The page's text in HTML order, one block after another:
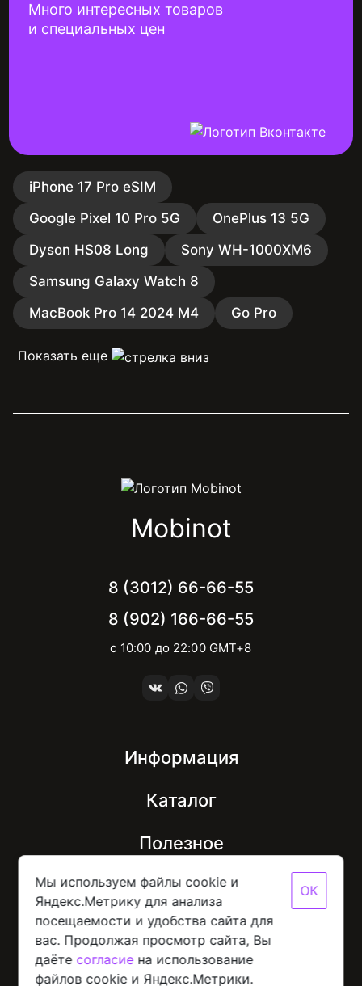
Мы используем файлы cookie и
Яндекс.Метрику для анализа
посещаемости и удобства сайта для
вас. Продолжая просмотр сайта, Вы
даёте согласиена использование
файлов cookie и Яндекс.Метрики.
ОК
Много интересных товаров
и специальных цен
iPhone 17 Pro eSIM
Google Pixel 10 Pro 5G
OnePlus 13 5G
Dyson HS08 Long
Sony WH-1000XM6
Samsung Galaxy Watch 8
MacBook Pro 14 2024 M4
Go Pro
Показать еще
Mobinot
8 (3012) 66-66-55
8 (902) 166-66-55
с 10:00 до 22:00 GMT+8
Информация
Каталог
Полезное
© 2026 Mobinot — Магазин низких цен на всю
цифровую технику
Политика конфиденциальности данных
Разработано св NORDER